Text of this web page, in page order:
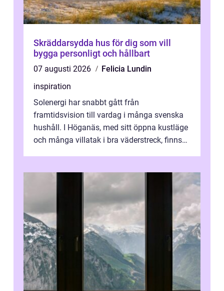
Skräddarsydda hus för dig som vill
bygga personligt och hållbart
07 augusti 2026
Felicia Lundin
inspiration
Solenergi har snabbt gått från
framtidsvision till vardag i många svenska
hushåll. I Höganäs, med sitt öppna kustläge
och många villatak i bra väderstreck, finns